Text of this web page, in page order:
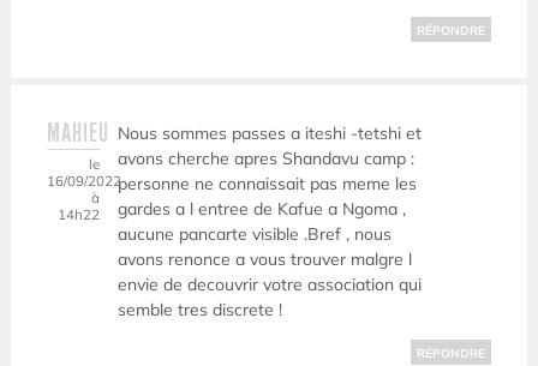
RÉPONDRE
MAHIEU
le
16/09/2022
à
14h22
Nous sommes passes a iteshi -tetshi et
avons cherche apres Shandavu camp :
personne ne connaissait pas meme les
gardes a l entree de Kafue a Ngoma ,
aucune pancarte visible .Bref , nous
avons renonce a vous trouver malgre l
envie de decouvrir votre association qui
semble tres discrete !
RÉPONDRE